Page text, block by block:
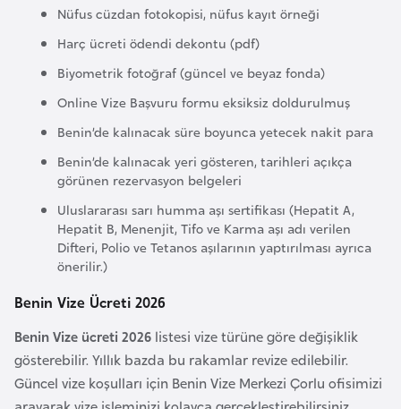
Nüfus cüzdan fotokopisi, nüfus kayıt örneği
Harç ücreti ödendi dekontu (pdf)
Biyometrik fotoğraf (güncel ve beyaz fonda)
Online Vize Başvuru formu eksiksiz doldurulmuş
Benin’de kalınacak süre boyunca yetecek nakit para
Benin’de kalınacak yeri gösteren, tarihleri açıkça
görünen rezervasyon belgeleri
Uluslararası sarı humma aşı sertifikası (Hepatit A,
Hepatit B, Menenjit, Tifo ve Karma aşı adı verilen
Difteri, Polio ve Tetanos aşılarının yaptırılması ayrıca
önerilir.)
Benin Vize Ücreti 2026
Benin Vize ücreti 2026 listesi vize türüne göre değişiklik
gösterebilir. Yıllık bazda bu rakamlar revize edilebilir.
Güncel vize koşulları için Benin Vize Merkezi Çorlu ofisimizi
B
l
g
a